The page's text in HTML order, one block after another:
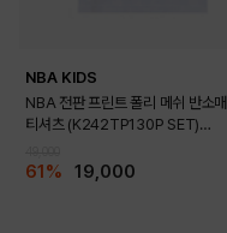
NBA KIDS
NBA 전판 프린트 폴리 메쉬 반소매
티셔츠 (K242TP130P SET)
61% 19,000